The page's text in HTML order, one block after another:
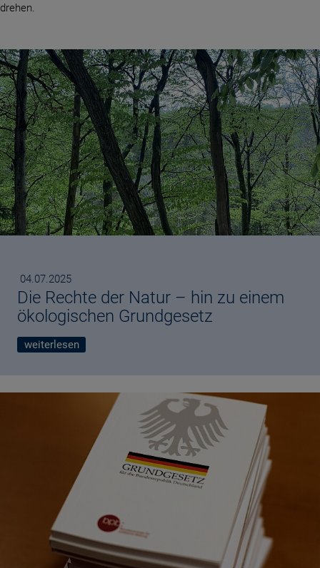
drehen.
Published
04.07.2025
Die Rechte der Natur – hin zu einem
ökologischen Grundgesetz
weiterlesen